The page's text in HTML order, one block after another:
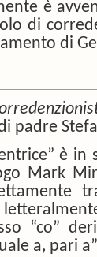
è
di
di
padre
è in
Mark
“co”
a, pari